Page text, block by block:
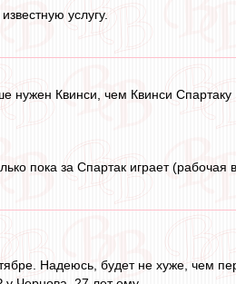
услугу.
нужен Квинси, чем Квинси Спартаку
пока за Спартак играет
Надеюсь, будет не хуже, чем